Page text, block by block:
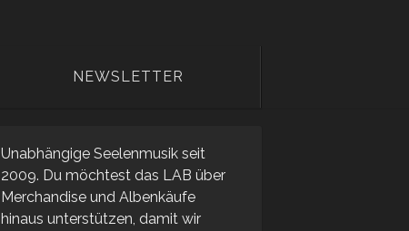
NEWSLETTER
Unabhängige Seelenmusik seit
2009. Du möchtest das LAB über
Merchandise und Albenkäufe
hinaus unterstützen, damit wir